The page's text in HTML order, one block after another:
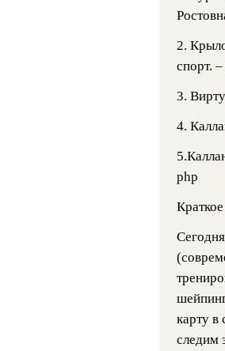
2.
спорт.
3.
4.
php
карту
следим